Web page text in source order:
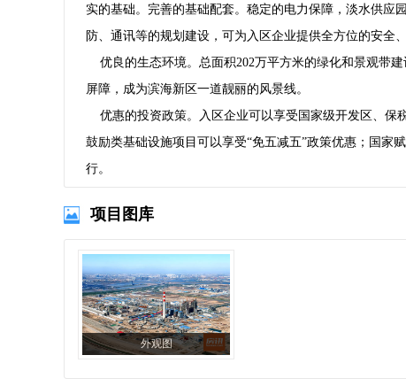
实的基础。完善的基础配套。稳定的电力保障，淡水供应
防、通讯等的规划建设，可为入区企业提供全方位的安全
优良的生态环境。总面积202万平方米的绿化和景观带
屏障，成为滨海新区一道靓丽的风景线。
优惠的投资政策。入区企业可以享受国家级开发区、保
鼓励类基础设施项目可以享受“免五减五”政策优惠；国家
行。
项目图库
外观图